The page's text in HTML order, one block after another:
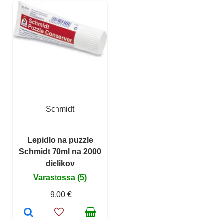
Schmidt
Lepidlo na puzzle
Schmidt 70ml na 2000
dielikov
Varastossa (5)
9,00 €